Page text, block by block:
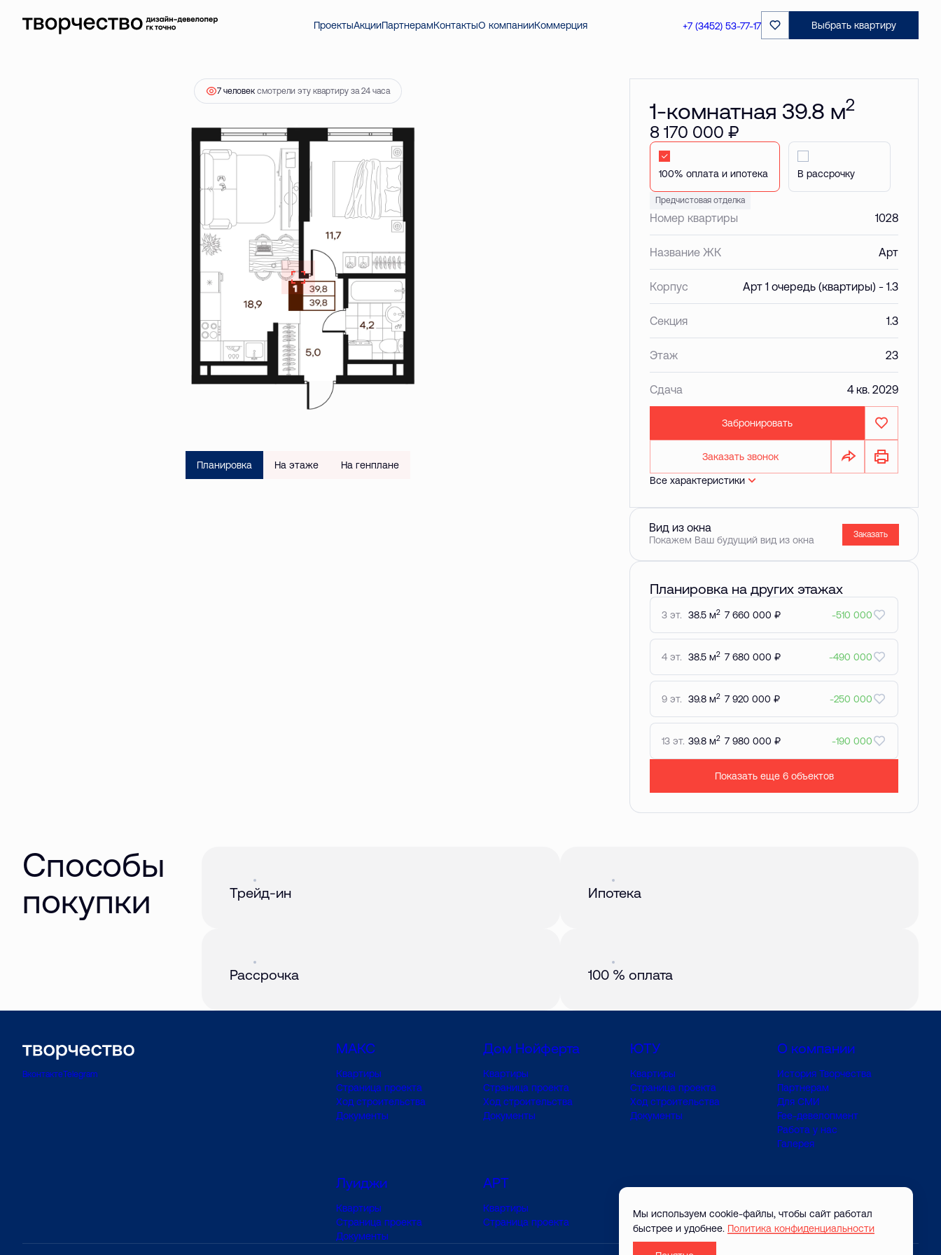
ПроектыАкцииПартнерамКонтактыО компанииКоммерция +7 (3452) 53-77-17 Выбрать квартиру
1-комнатная39.8 м 2 8 170 000 ₽ Забронировать
7 человек смотрели эту квартиру за 24 часа
Планировка На этаже На генплане
1-комнатная 39.8 м2
8 170 000 ₽
Стандартная В рассрочку
Предчистовая отделка
Номер квартиры 1028
Название ЖК Арт
Корпус Арт 1 очередь (квартиры) - 1.3
Секция 1.3
Этаж 23
Сдача 4 кв. 2029
Забронировать
Заказать звонок
Все характеристики
Вид из окна
Покажем Ваш будущий вид из окна
Заказать
Планировка на других этажах
3 эт. 38.5 м2 7 660 000 ₽ -510 000
4 эт. 38.5 м2 7 680 000 ₽ -490 000
9 эт. 39.8 м2 7 920 000 ₽ -250 000
13 эт. 39.8 м2 7 980 000 ₽ -190 000
Показать еще 6 объектов
Способы
покупки
Трейд-ин
Рассрочка
Ипотека
100 % оплата
ВконтактеTelegram
МАКС
Квартиры
Страница проекта
Ход строительства
Документы
Дом Нойферта
Квартиры
Страница проекта
Ход строительства
Документы
ЮТУ
Квартиры
Страница проекта
Ход строительства
Документы
О компании
История Творчества
Партнерам
Для СМИ
Fee-девелопмент
Работа у нас
Галерея
Луиджи
Квартиры
Страница проекта
Документы
АРТ
Квартиры
Страница проекта
Мы используем cookie-файлы, чтобы сайт работал
быстрее и удобнее. Политика конфиденциальности